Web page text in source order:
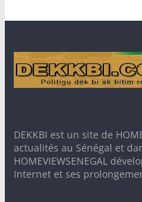
DEKKBI est un site de
actualités au Sénégal et
HOMEVIEWSENEGAL
Internet et ses